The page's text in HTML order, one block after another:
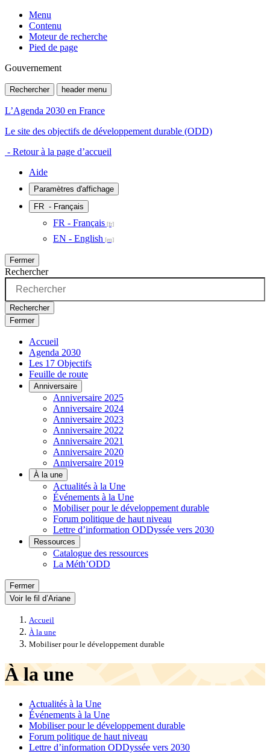
Menu
Contenu
Moteur de recherche
Pied de page
Gouvernement
Rechercher header menu
L’Agenda 2030 en France
Le site des objectifs de développement durable (ODD)
- Retour à la page d’accueil
Aide
Paramètres d'affichage
FR - Français
FR - Français
EN - English
Fermer
Rechercher
Rechercher
Fermer
Accueil
Agenda 2030
Les 17 Objectifs
Feuille de route
Anniversaire
Anniversaire 2025
Anniversaire 2024
Anniversaire 2023
Anniversaire 2022
Anniversaire 2021
Anniversaire 2020
Anniversaire 2019
À la une
Actualités à la Une
Événements à la Une
Mobiliser pour le développement durable
Forum politique de haut niveau
Lettre d’information ODDyssée vers 2030
Ressources
Catalogue des ressources
La Méth’ODD
Fermer
Voir le fil d’Ariane
Accueil
À la une
Mobiliser pour le développement durable
À la une
Actualités à la Une
Événements à la Une
Mobiliser pour le développement durable
Forum politique de haut niveau
Lettre d’information ODDyssée vers 2030